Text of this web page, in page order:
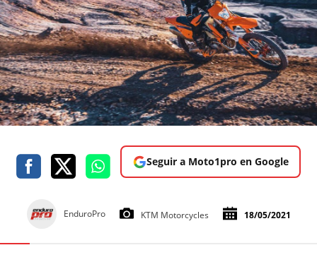
Seguir a Moto1pro en Google
EnduroPro KTM Motorcycles 18/05/2021